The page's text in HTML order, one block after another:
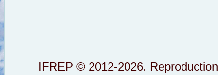
IFREP © 2012-2026.